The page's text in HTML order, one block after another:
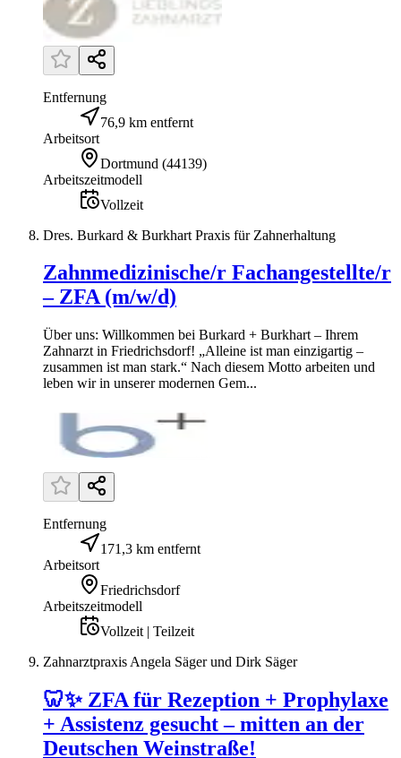
Entfernung
76,9 km entfernt
Arbeitsort
Dortmund (44139)
Arbeitszeitmodell
Vollzeit
Dres. Burkard & Burkhart Praxis für Zahnerhaltung
Zahnmedizinische/r Fachangestellte/r
– ZFA (m/w/d)
Über uns: Willkommen bei Burkard + Burkhart – Ihrem
Zahnarzt in Friedrichsdorf! „Alleine ist man einzigartig –
zusammen ist man stark.“ Nach diesem Motto arbeiten und
leben wir in unserer modernen Gem...
Entfernung
171,3 km entfernt
Arbeitsort
Friedrichsdorf
Arbeitszeitmodell
Vollzeit | Teilzeit
Zahnarztpraxis Angela Säger und Dirk Säger
🦷✨ ZFA für Rezeption + Prophylaxe
+ Assistenz gesucht – mitten an der
Deutschen Weinstraße!